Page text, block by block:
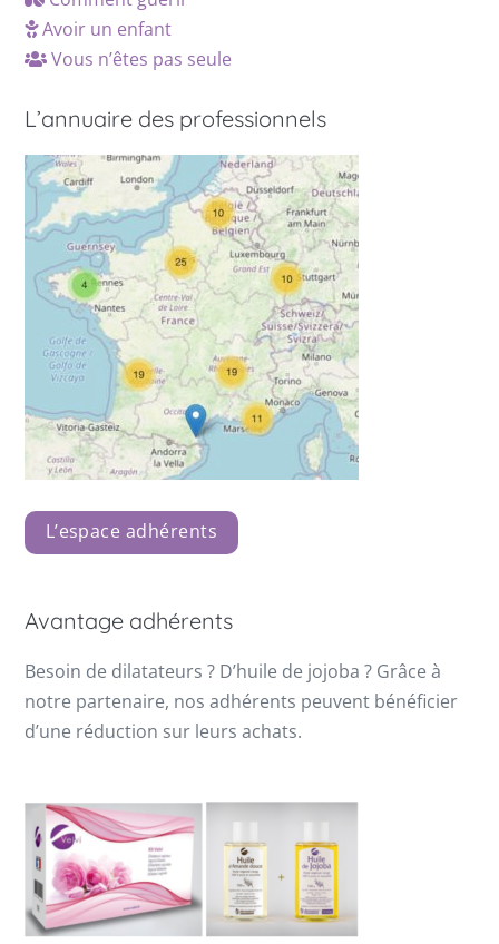
Avoir un enfant
Vous n’êtes pas seule
L’annuaire des professionnels
L’espace adhérents
Avantage adhérents
Besoin de dilatateurs ? D’huile de jojoba ? Grâce à
notre partenaire, nos adhérents peuvent bénéficier
d’une réduction sur leurs achats.